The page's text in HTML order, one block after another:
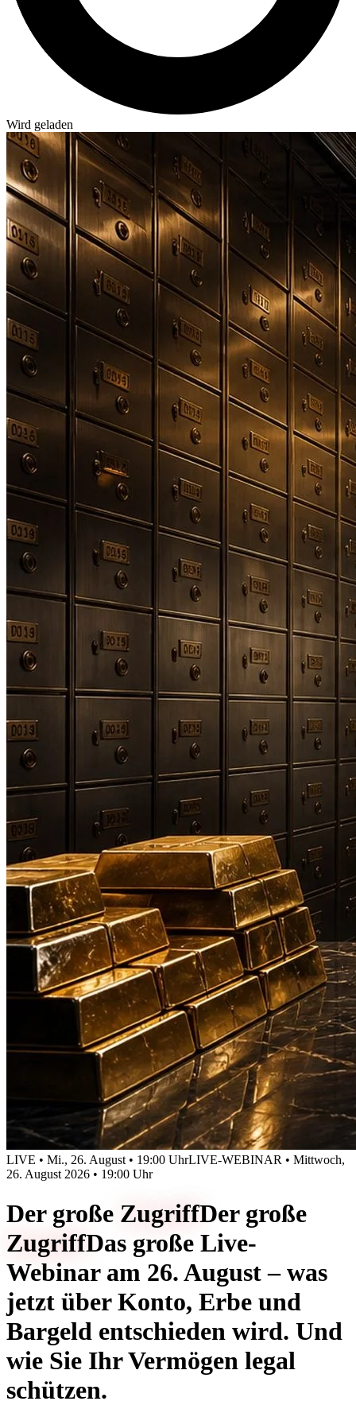
Wird geladen
LIVE • Mi., 26. August • 19:00 UhrLIVE-WEBINAR • Mittwoch,
26. August 2026 • 19:00 Uhr
Der große ZugriffDer große
ZugriffDas große Live-
Webinar am 26. August – was
jetzt über Konto, Erbe und
Bargeld entschieden wird. Und
wie Sie Ihr Vermögen legal
schützen.